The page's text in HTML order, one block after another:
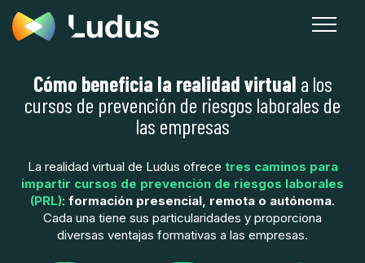
Cómo beneficia la realidad virtual a los
cursos de prevención de riesgos laborales de
las empresas
La realidad virtual de Ludus ofrece tres caminos para
impartir cursos de prevención de riesgos laborales
(PRL): formación presencial, remota o autónoma.
Cada una tiene sus particularidades y proporciona
diversas ventajas formativas a las empresas.